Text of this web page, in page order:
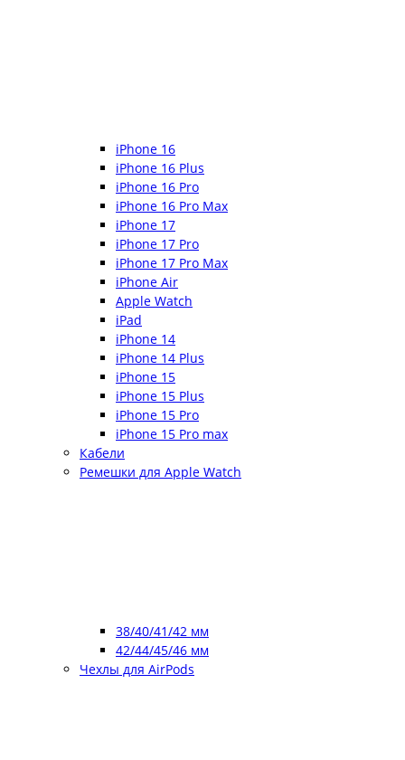
iPhone 16
iPhone 16 Plus
iPhone 16 Pro
iPhone 16 Pro Max
iPhone 17
iPhone 17 Pro
iPhone 17 Pro Max
iPhone Air
Apple Watch
iPad
iPhone 14
iPhone 14 Plus
iPhone 15
iPhone 15 Plus
iPhone 15 Pro
iPhone 15 Pro max
Кабели
Ремешки для Apple Watch
38/40/41/42 мм
42/44/45/46 мм
Чехлы для AirPods